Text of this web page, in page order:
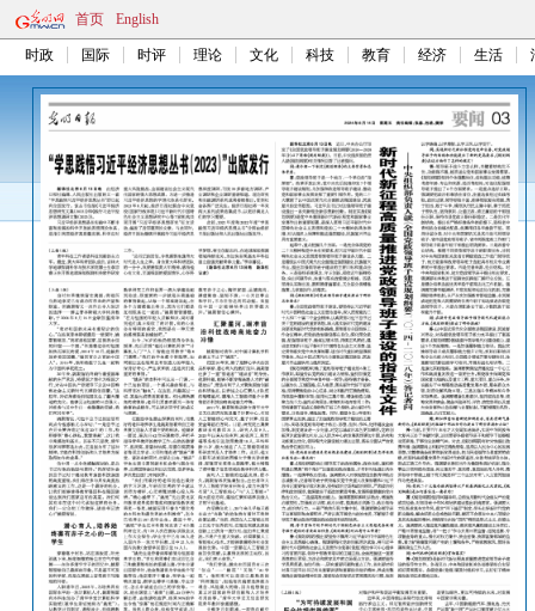
首页 English
时政 国际 时评 理论 文化 科技 教育 经济 生活